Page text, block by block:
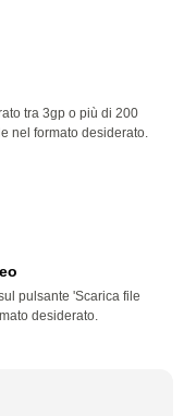
tra 3gp o più di 200
nel formato desiderato.
pulsante 'Scarica file
desiderato.